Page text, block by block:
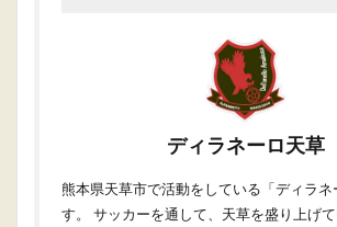
ディラネーロ天草
熊本県天草市で活動をしている「ディラ
す。 サッカーを通して、天草を盛り上げて